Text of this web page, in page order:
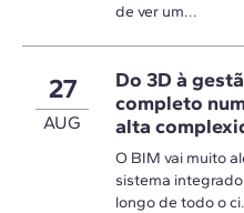
de ver um...
27
AUG
Do 3D à
completo
alta
O BIM vai muito
sistema
longo de todo o